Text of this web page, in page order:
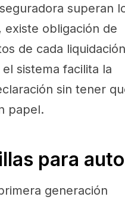
superan
existe obligación de
de cada liquidación
sistema facilita la
sin tener
papel.
para
generación